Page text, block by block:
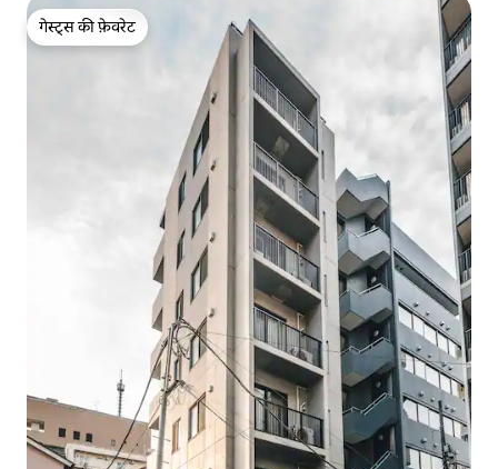
गेस्ट्स की फ़ेवरेट
गेस्ट्स की फ़ेवरेट